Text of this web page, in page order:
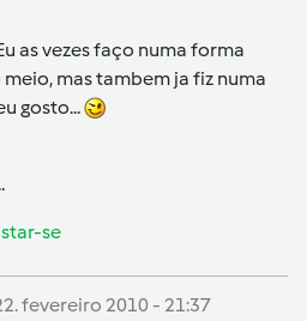
as vezes faço numa forma
mas tambem ja fiz numa
gosto...
se
fevereiro 2010 - 21:37